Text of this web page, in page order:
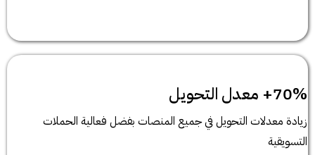
70%+ معدل التحويل
زيادة معدلات التحويل في جميع المنصات بفضل فعالية الحملات
التسويقية